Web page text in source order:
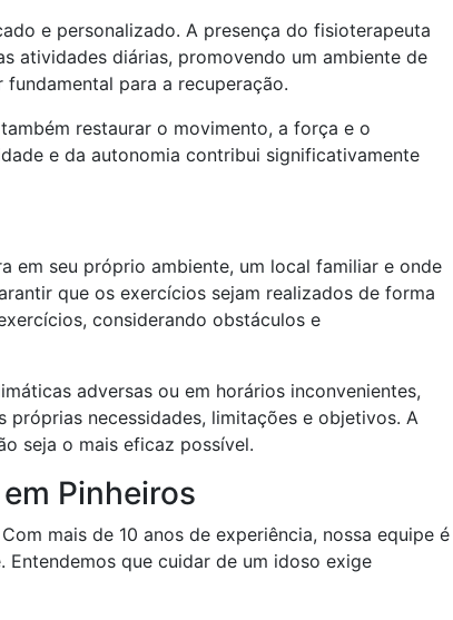
e personalizado. A presença do fisioterapeuta
atividades diárias, promovendo um ambiente de
para a recuperação.
restaurar o movimento, a força e o
e da autonomia contribui significativamente
em seu próprio ambiente, um local familiar e onde
que os exercícios sejam realizados de forma
considerando obstáculos e
adversas ou em horários inconvenientes,
necessidades, limitações e objetivos. A
seja o mais eficaz possível.
Pinheiros
mais de 10 anos de experiência, nossa equipe é
que cuidar de um idoso exige